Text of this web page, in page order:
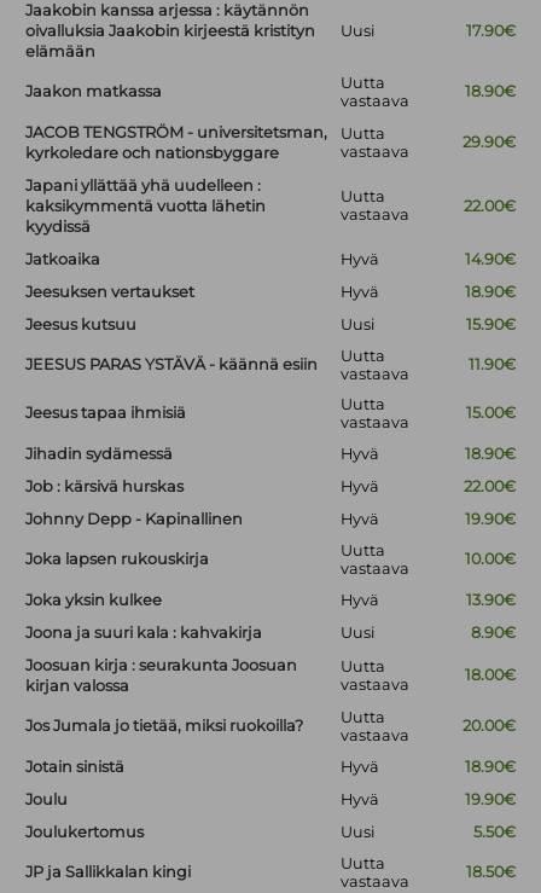
Jaakobin kanssa arjessa : käytännön
oivalluksia Jaakobin kirjeestä kristityn
elämään
Uusi 17.90€
Jaakon matkassa
Uutta
vastaava
18.90€
JACOB TENGSTRÖM - universitetsman,
kyrkoledare och nationsbyggare
Uutta
vastaava
29.90€
Japani yllättää yhä uudelleen :
kaksikymmentä vuotta lähetin
kyydissä
Uutta
vastaava
22.00€
Jatkoaika Hyvä
14.90€
Jeesuksen vertaukset
Hyvä
18.90€
Jeesus kutsuu
Uusi 15.90€
JEESUS PARAS YSTÄVÄ - käännä esiin
Uutta
vastaava
11.90€
Jeesus tapaa ihmisiä
Uutta
vastaava
15.00€
Jihadin sydämessä Hyvä
18.90€
Job : kärsivä hurskas
Hyvä
22.00€
Johnny Depp - Kapinallinen
Hyvä 19.90€
Joka lapsen rukouskirja
Uutta
vastaava
10.00€
Joka yksin kulkee Hyvä
13.90€
Joona ja suuri kala : kahvakirja
Uusi
8.90€
Joosuan kirja : seurakunta Joosuan
kirjan valossa
Uutta
vastaava
18.00€
Jos Jumala jo tietää, miksi ruokoilla?
Uutta
vastaava
20.00€
Jotain sinistä Hyvä
18.90€
Joulu
Hyvä
19.90€
Joulukertomus
Uusi 5.50€
JP ja Sallikkalan kingi
Uutta
vastaava
18.50€